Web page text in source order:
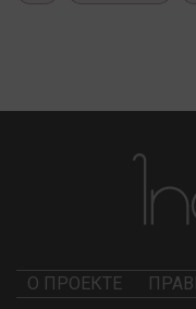
О ПРОЕКТЕ